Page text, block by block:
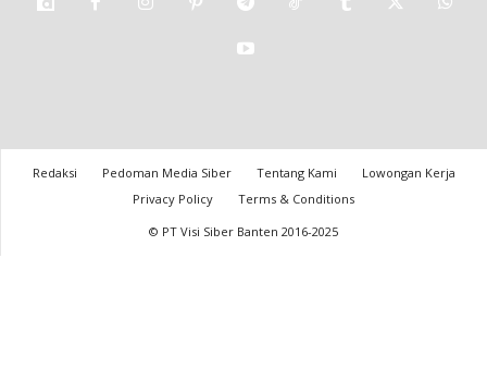
Redaksi Pedoman Media Siber Tentang Kami
Lowongan Kerja
Privacy Policy
Terms & Conditions
© PT Visi Siber Banten 2016-2025